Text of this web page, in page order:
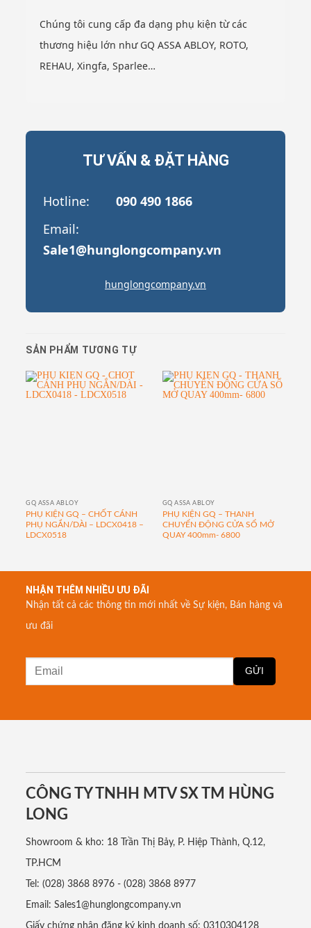
Chúng tôi cung cấp đa dạng phụ kiện từ các
thương hiệu lớn như GQ ASSA ABLOY, ROTO,
REHAU, Xingfa, Sparlee…
TƯ VẤN & ĐẶT HÀNG
Hotline:
090 490 1866
Email:
Sale1@hunglongcompany.vn
hunglongcompany.vn
SẢN PHẨM TƯƠNG TỰ
GQ ASSA ABLOY
PHỤ KIỆN GQ – CHỐT CÁNH
PHỤ NGẮN/DÀI – LDCX0418 –
LDCX0518
GQ ASSA ABLOY
PHỤ KIỆN GQ – THANH
CHUYỂN ĐỘNG CỬA SỔ MỞ
QUAY 400mm- 6800
NHẬN THÊM NHIỀU ƯU ĐÃI
Nhận tất cả các thông tin mới nhất về Sự kiện, Bán hàng và
ưu đãi
CÔNG TY TNHH MTV SX TM HÙNG
LONG
Showroom & kho: 18 Trần Thị Bảy, P. Hiệp Thành, Q.12,
TP.HCM
Tel: (028) 3868 8976 - (028) 3868 8977
Email: Sales1@hunglongcompany.vn
Giấy chứng nhận đăng ký kinh doanh số: 0310304128